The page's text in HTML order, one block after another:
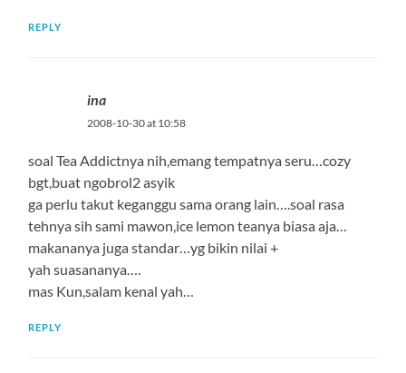
REPLY
ina
2008-10-30 at 10:58
soal Tea Addictnya nih,emang tempatnya seru…cozy
bgt,buat ngobrol2 asyik
ga perlu takut keganggu sama orang lain….soal rasa
tehnya sih sami mawon,ice lemon teanya biasa aja…
makananya juga standar…yg bikin nilai +
yah suasananya….
mas Kun,salam kenal yah…
REPLY